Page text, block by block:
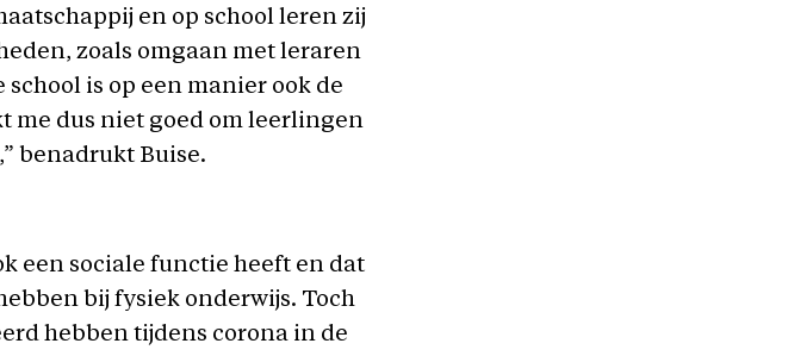
en op school leren zij
zoals omgaan met leraren
is op een manier ook de
me dus niet goed om leerlingen
benadrukt Buise.
een sociale functie heeft en dat
bij fysiek onderwijs. Toch
hebben tijdens corona in de